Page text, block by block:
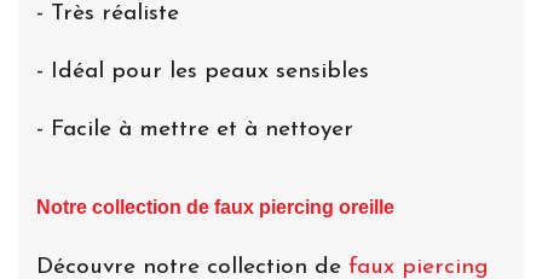
- Très réaliste
- Idéal pour les peaux sensibles
- Facile à mettre et à nettoyer
Notre collection de faux piercing oreille
Découvre notre collection de faux piercing